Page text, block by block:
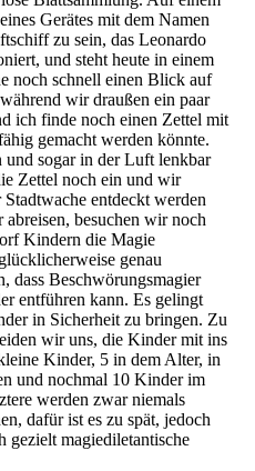
Gerätes mit dem Namen
zu sein, das Leonardo
und steht heute in einem
noch schnell einen Blick auf
wir draußen ein paar
ich finde noch einen Zettel mit
gemacht werden könnte.
und sogar in der Luft lenkbar
Zettel noch ein und wir
entdeckt werden
besuchen wir noch
Kindern die Magie
genau
dass Beschwörungsmagier
entführen kann. Es gelingt
in Sicherheit zu bringen. Zu
wir uns, die Kinder mit ins
Kinder, 5 in dem Alter, in
und nochmal 10 Kinder im
werden zwar niemals
dafür ist es zu spät, jedoch
gezielt magiediletantische